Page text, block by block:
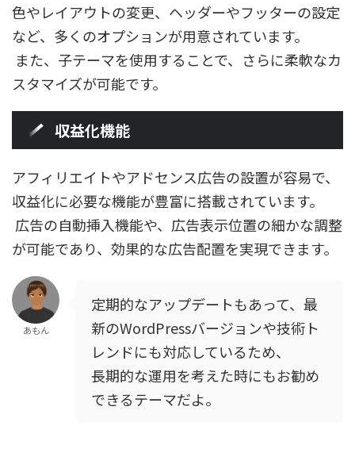
色やレイアウトの変更、ヘッダーやフッターの設定
など、多くのオプションが用意されています。
また、子テーマを使用することで、さらに柔軟なカ
スタマイズが可能です。
収益化機能
アフィリエイトやアドセンス広告の設置が容易で、
収益化に必要な機能が豊富に搭載されています。
広告の自動挿入機能や、広告表示位置の細かな調整
が可能であり、効果的な広告配置を実現できます。
あもん
定期的なアップデートもあって、最
新のWordPressバージョンや技術ト
レンドにも対応しているため、
長期的な運用を考えた時にもお勧め
できるテーマだよ。